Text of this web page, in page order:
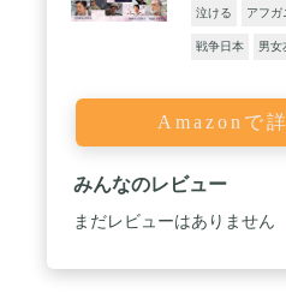
泣ける アフガ
戦争日本 男女
Amazonで
みんなのレビュー
まだレビューはありません